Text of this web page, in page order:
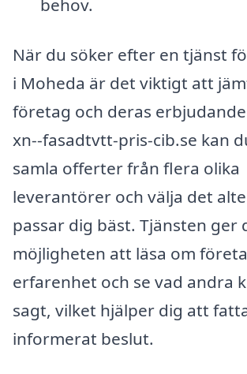
När du söker efter en tjänst
i Moheda är det viktigt att
företag och deras
xn--fasadtvtt-pris-cib.se kan
samla offerter från flera olika
leverantörer och välja det
passar dig bäst. Tjänsten ger
möjligheten att läsa om
erfarenhet och se vad andra
sagt, vilket hjälper dig att
informerat beslut.